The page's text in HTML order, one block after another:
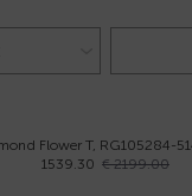
Flower T, RG105284-
1539.30 € 2199.00